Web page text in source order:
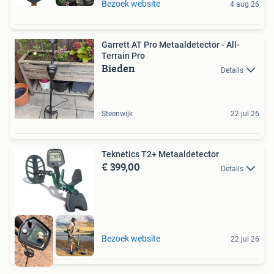
Bezoek website 4 aug 26
Garrett AT Pro Metaaldetector - All-
Terrain Pro
Bieden Details
Steenwijk 22 jul 26
Teknetics T2+ Metaaldetector
€ 399,00 Details
Bezoek website 22 jul 26